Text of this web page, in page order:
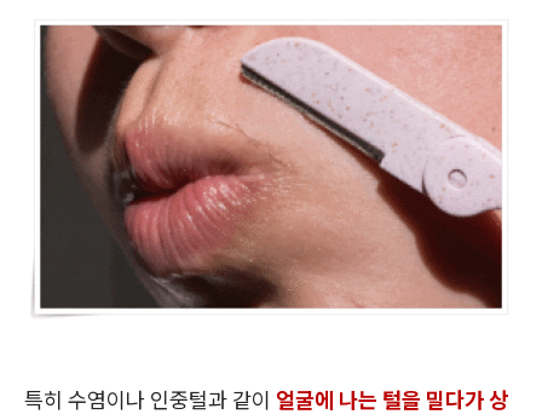
특히 수염이나 인중털과 같이 얼굴에 나는 털을 밀다가 상